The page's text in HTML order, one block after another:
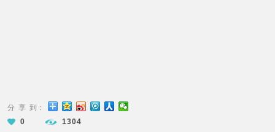
分 享 到：
0
1304